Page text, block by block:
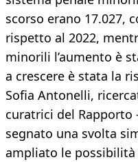
scorso erano 17.027,
rispetto al 2022,
minorili l’aumento è
a crescere è stata la
Sofia Antonelli,
curatrici del Rapporto
segnato una svolta
ampliato le